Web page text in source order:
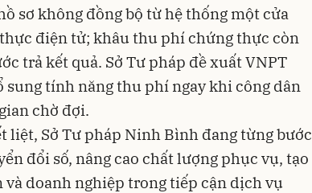
sơ không đồng bộ từ hệ thống một cửa
điện tử; khâu thu phí chứng thực còn
trả kết quả. Sở Tư pháp đề xuất VNPT
sung tính năng thu phí ngay khi công dân
chờ đợi.
liệt, Sở Tư pháp Ninh Bình đang từng bước
đổi số, nâng cao chất lượng phục vụ, tạo
doanh nghiệp trong tiếp cận dịch vụ